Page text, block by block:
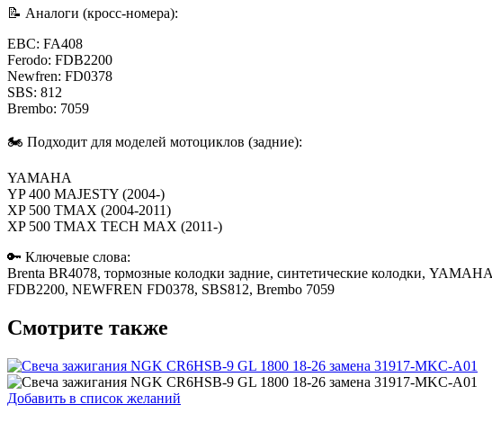
📝 Аналоги (кросс-номера):
EBC: FA408
Ferodo: FDB2200
Newfren: FD0378
SBS: 812
Brembo: 7059
🏍️ Подходит для моделей мотоциклов (задние):
YAMAHA
YP 400 MAJESTY (2004-)
XP 500 TMAX (2004-2011)
XP 500 TMAX TECH MAX (2011-)
🔑 Ключевые слова:
Brenta BR4078, тормозные колодки задние, синтетические колодки,
FDB2200, NEWFREN FD0378, SBS812, Brembo 7059
Смотрите также
Добавить в список желаний